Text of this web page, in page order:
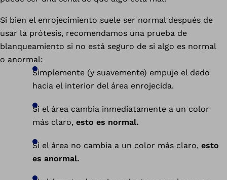
Si bien el enrojecimiento suele ser normal después de
usar la prótesis, recomendamos una prueba de
blanqueamiento si no está seguro de si algo es normal
o anormal:
Simplemente (y suavemente) empuje el dedo
hacia el interior del área enrojecida.
Si el área cambia inmediatamente a un color
más claro, esto es normal.
Si el área no cambia a un color más claro, esto
es anormal.